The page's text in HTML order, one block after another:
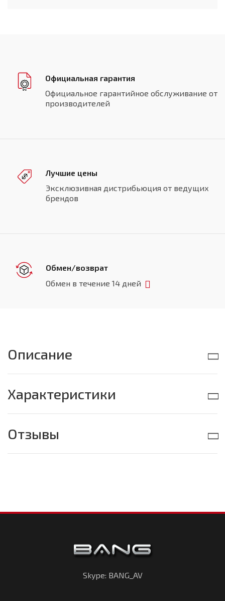
Официальная гарантия
Официальное гарантийное обслуживание от
производителей
Лучшие цены
Эксклюзивная дистрибьюция от ведущих
брендов
Обмен/возврат
Обмен в течение 14 дней
Описание
Характеристики
Отзывы
Skype: BANG_AV